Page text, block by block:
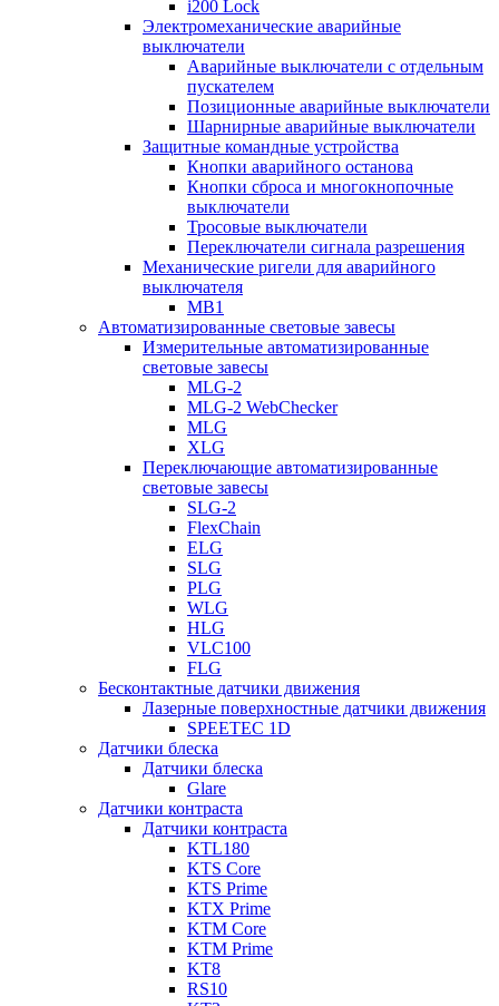
i200 Lock
Электромеханические аварийные
выключатели
Аварийные выключатели с отдельным
пускателем
Позиционные аварийные выключатели
Шарнирные аварийные выключатели
Защитные командные устройства
Кнопки аварийного останова
Кнопки сброса и многокнопочные
выключатели
Тросовые выключатели
Переключатели сигнала разрешения
Механические ригели для аварийного
выключателя
MB1
Автоматизированные световые завесы
Измерительные автоматизированные
световые завесы
MLG-2
MLG-2 WebChecker
MLG
XLG
Переключающие автоматизированные
световые завесы
SLG-2
FlexChain
ELG
SLG
PLG
WLG
HLG
VLC100
FLG
Бесконтактные датчики движения
Лазерные поверхностные датчики движения
SPEETEC 1D
Датчики блеска
Датчики блеска
Glare
Датчики контраста
Датчики контраста
KTL180
KTS Core
KTS Prime
KTX Prime
KTM Core
KTM Prime
KT8
RS10